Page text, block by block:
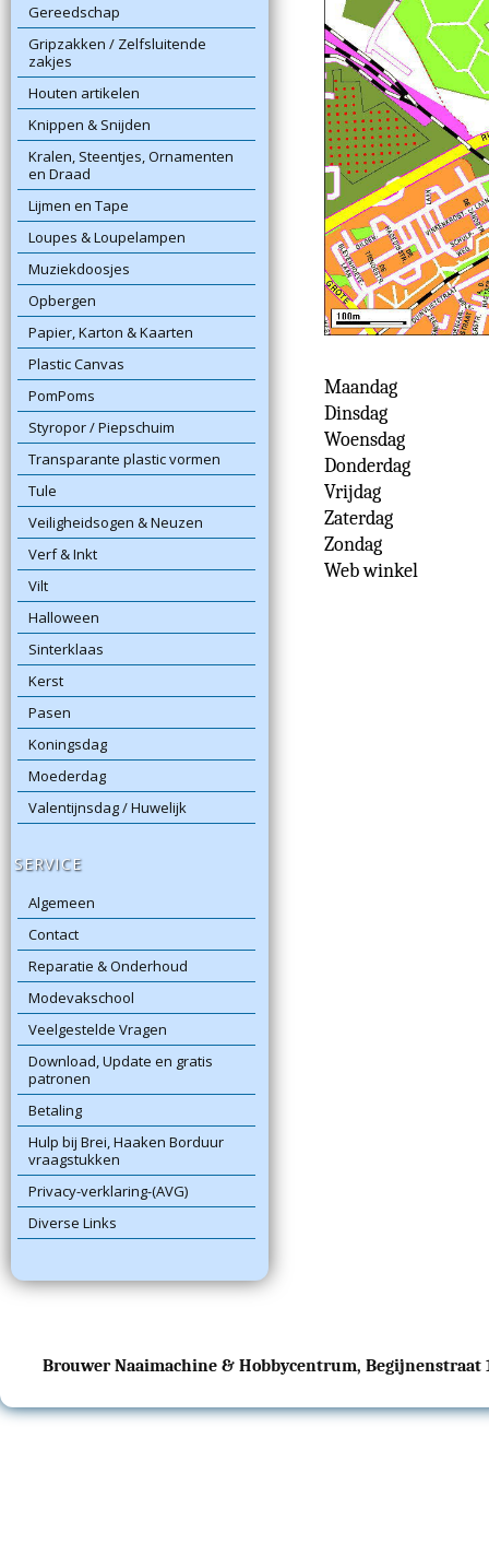
Gereedschap
Gripzakken / Zelfsluitende
zakjes
Houten artikelen
Knippen & Snijden
Kralen, Steentjes, Ornamenten
en Draad
Lijmen en Tape
Loupes & Loupelampen
Muziekdoosjes
Opbergen
Papier, Karton & Kaarten
Plastic Canvas
PomPoms
Styropor / Piepschuim
Transparante plastic vormen
Tule
Veiligheidsogen & Neuzen
Verf & Inkt
Vilt
Halloween
Sinterklaas
Kerst
Pasen
Koningsdag
Moederdag
Valentijnsdag / Huwelijk
SERVICE
Algemeen
Contact
Reparatie & Onderhoud
Modevakschool
Veelgestelde Vragen
Download, Update en gratis
patronen
Betaling
Hulp bij Brei, Haaken Borduur
vraagstukken
Privacy-verklaring-(AVG)
Diverse Links
Maandag
Dinsdag
Woensdag
Donderdag
Vrijdag
Zaterdag
Zondag
Web winkel
Brouwer Naaimachine & Hobbycentrum, Begijnenstraat